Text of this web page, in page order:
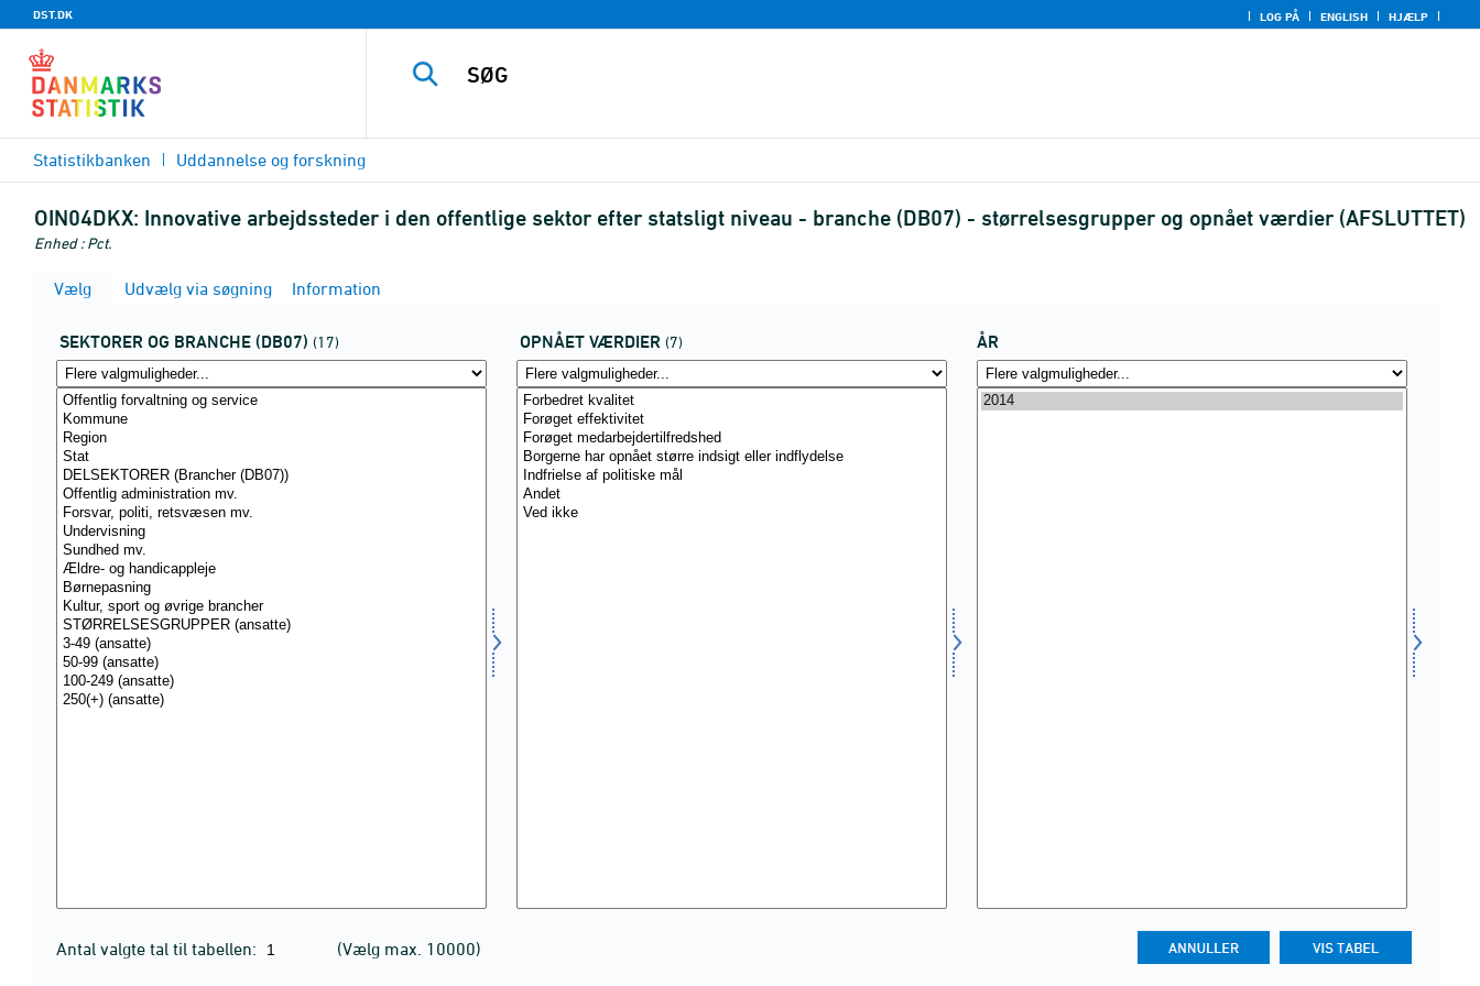
DST.DK LOG PÅ ENGLISH HJÆLP
Statistikbanken Uddannelse og forskning
OIN04DKX: Innovative arbejdssteder i den offentlige sektor efter statsligt niveau - branche (DB07) - størrelsesgrupper og opnået værdier (AFSLUTTET)
Enhed : Pct.
Vælg Udvælg via søgning Information
SEKTORER OG BRANCHE (DB07) (17) OPNÅET VÆRDIER (7) ÅR
Antal valgte tal til tabellen: (Vælg max. 10000)